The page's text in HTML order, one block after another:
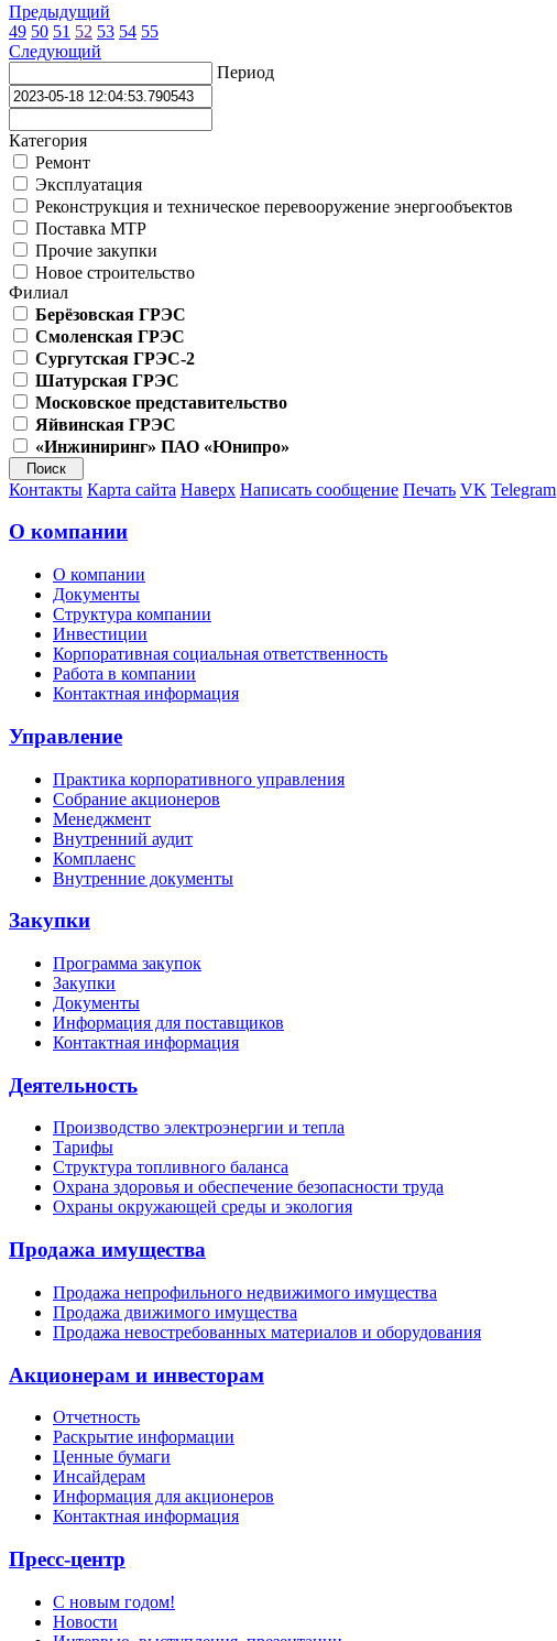
Предыдущий
49 50 51 52 53 54 55
Следующий
Период
Категория
Ремонт
Эксплуатация
Реконструкция и техническое перевооружение энергообъектов
Поставка МТР
Прочие закупки
Новое строительство
Филиал
Берёзовская ГРЭС
Смоленская ГРЭС
Сургутская ГРЭС-2
Шатурская ГРЭС
Московское представительство
Яйвинская ГРЭС
«Инжиниринг» ПАО «Юнипро»
Контакты Карта сайта Наверх Написать сообщение Печать VK Telegram
О компании
О компании
Документы
Структура компании
Инвестиции
Корпоративная социальная ответственность
Работа в компании
Контактная информация
Управление
Практика корпоративного управления
Собрание акционеров
Менеджмент
Внутренний аудит
Комплаенс
Внутренние документы
Закупки
Программа закупок
Закупки
Документы
Информация для поставщиков
Контактная информация
Деятельность
Производство электроэнергии и тепла
Тарифы
Структура топливного баланса
Охрана здоровья и обеспечение безопасности труда
Охраны окружающей среды и экология
Продажа имущества
Продажа непрофильного недвижимого имущества
Продажа движимого имущества
Продажа невостребованных материалов и оборудования
Акционерам и инвесторам
Отчетность
Раскрытие информации
Ценные бумаги
Инсайдерам
Информация для акционеров
Контактная информация
Пресс-центр
С новым годом!
Новости